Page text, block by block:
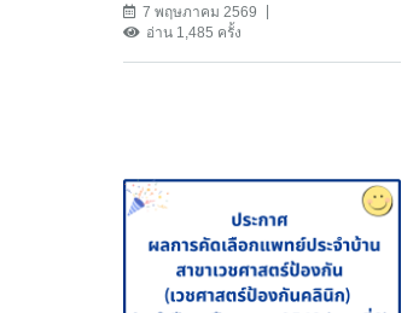
7 พฤษภาคม 2569
อ่าน 1,485 ครั้ง